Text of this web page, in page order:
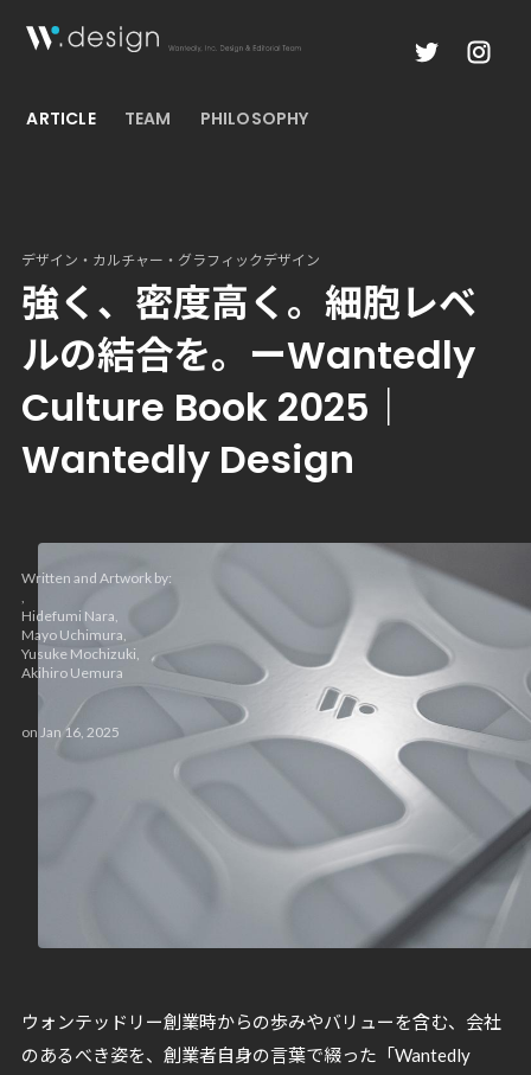
ARTICLE TEAM PHILOSOPHY
デザイン・カルチャー・グラフィックデザイン
強く、密度高く。細胞レベ
ルの結合を。ーWantedly
Culture Book 2025｜
Wantedly Design
Written and Artwork by:
Hidefumi Nara
Mayo Uchimura
Yusuke Mochizuki
Akihiro Uemura
on Jan 16, 2025
ウォンテッドリー創業時からの歩みやバリューを含む、会社
のあるべき姿を、創業者自身の言葉で綴った「Wantedly